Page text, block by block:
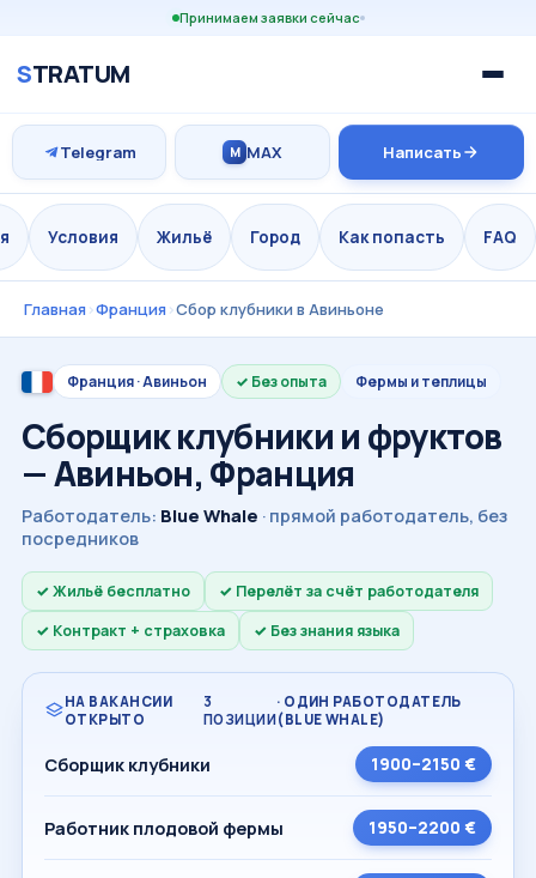
Принимаем заявки сейчас
STRATUM
Telegram M MAX Написать
Условия Жильё Город Как попасть FAQ
Главная›Франция›Сбор клубники в Авиньоне
Франция · Авиньон Без опыта Фермы и теплицы
Сборщик клубники и фруктов
— Авиньон, Франция
Работодатель: Blue Whale · прямой работодатель, без
посредников
Жильё бесплатно
Перелёт за счёт работодателя
Контракт + страховка
Без знания языка
НА ВАКАНСИИ
ОТКРЫТО
3
ПОЗИЦИИ
· ОДИН РАБОТОДАТЕЛЬ
(BLUE WHALE)
Сборщик клубники 1900–2150 €
Работник плодовой фермы 1950–2200 €